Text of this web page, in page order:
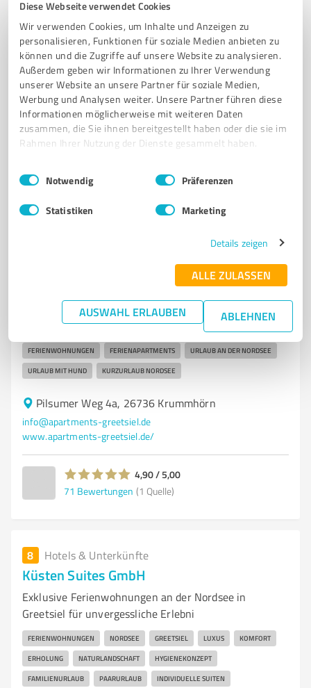
Diese Webseite verwendet Cookies
Wir verwenden Cookies, um Inhalte und Anzeigen zu
personalisieren, Funktionen für soziale Medien anbieten zu
können und die Zugriffe auf unsere Website zu analysieren.
Außerdem geben wir Informationen zu Ihrer Verwendung
unserer Website an unsere Partner für soziale Medien,
Werbung und Analysen weiter. Unsere Partner führen diese
Informationen möglicherweise mit weiteren Daten
zusammen, die Sie ihnen bereitgestellt haben oder die sie im
Rahmen Ihrer Nutzung der Dienste gesammelt haben.
Impressum Datenschutzbestimmungen
Einwilligungsauswahl
Notwendig Präferenzen
Statistiken Marketing
Details zeigen
ALLE ZULASSEN
AUSWAHL ERLAUBEN ABLEHNEN
HOTEL DITZUM ÜBERNACHTUNG OSTFRIESLAND FISCHERHAFEN
RADFAHREN OSTFRIESISCHE GASTFREUNDSCHAFT GEMÜTLICHE ZIMMER
GESCHÄFTSREISE OSTFRIESLAND
TEE- UND KAFFEEBAR FAHRRADTOUREN MARITIMES FLAIR
Am Tief 1, 26844 Jemgum
info@hotel-am-fischerhafen.de
www.hotel-am-fischerhafen.de/
4,50 / 5,00
(1 Quelle)
Greetsiel Ferienapartments
Greetsiel Ferienapartments – Ferienwohnungen und
Urlaub an der Nordseeküste
FERIENWOHNUNGEN FERIENAPARTMENTS URLAUB AN DER NORDSEE
URLAUB MIT HUND KURZURLAUB NORDSEE
Pilsumer Weg 4a, 26736 Krummhörn
info@apartments-greetsiel.de
www.apartments-greetsiel.de/
4,90 / 5,00
71 Bewertungen (1 Quelle)
8 Hotels & Unterkünfte
Küsten Suites GmbH
Exklusive Ferienwohnungen an der Nordsee in
Greetsiel für unvergessliche Erlebni
FERIENWOHNUNGEN NORDSEE GREETSIEL LUXUS KOMFORT
ERHOLUNG NATURLANDSCHAFT HYGIENEKONZEPT
FAMILIENURLAUB PAARURLAUB INDIVIDUELLE SUITEN